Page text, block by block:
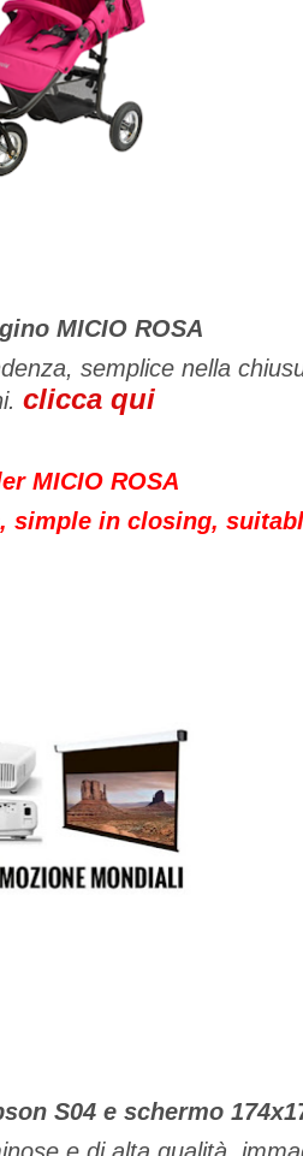
MICIO ROSA
semplice nella
clicca qui
MICIO ROSA
in closing,
S04 e schermo